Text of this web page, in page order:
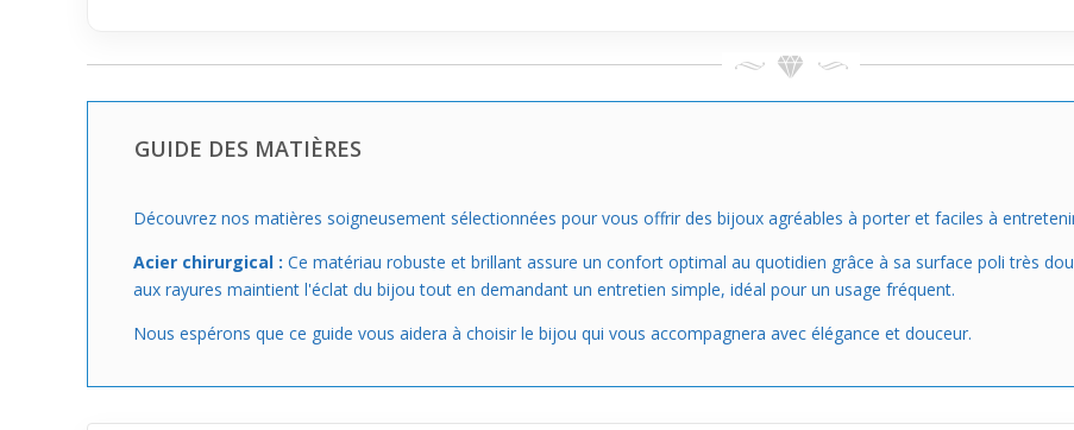
GUIDE DES MATIÈRES
Découvrez nos matières soigneusement sélectionnées pour vous offrir des bijoux agréables à porter et faciles à
Acier chirurgical : Ce matériau robuste et brillant assure un confort optimal au quotidien grâce à sa surface poli très
aux rayures maintient l'éclat du bijou tout en demandant un entretien simple, idéal pour un usage fréquent.
Nous espérons que ce guide vous aidera à choisir le bijou qui vous accompagnera avec élégance et douceur.